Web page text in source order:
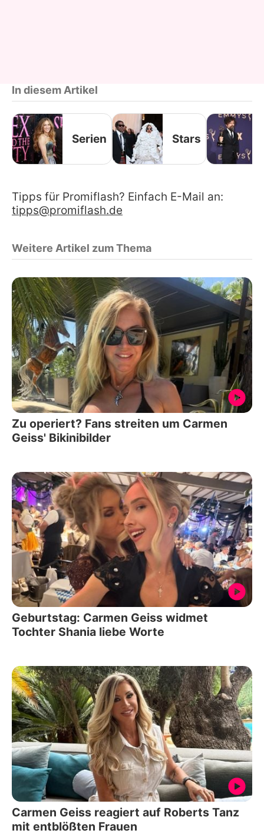
In diesem Artikel
Serien Stars
Tipps für Promiflash? Einfach E-Mail an:
tipps@promiflash.de
Weitere Artikel zum Thema
Zu operiert? Fans streiten um Carmen
Geiss' Bikinibilder
Geburtstag: Carmen Geiss widmet
Tochter Shania liebe Worte
Carmen Geiss reagiert auf Roberts Tanz
mit entblößten Frauen